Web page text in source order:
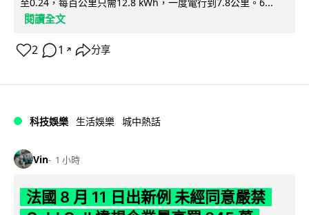
閱讀全文
2 1 ↗ 分享
科技娛樂 生活娛樂 城中熱話
Vin 1 小時
法國 8 月 11 日出新例 未經同意嚴禁